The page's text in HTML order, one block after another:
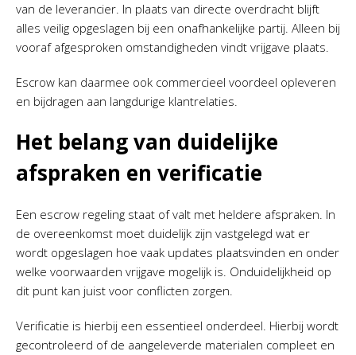
van de leverancier. In plaats van directe overdracht blijft
alles veilig opgeslagen bij een onafhankelijke partij. Alleen bij
vooraf afgesproken omstandigheden vindt vrijgave plaats.
Escrow kan daarmee ook commercieel voordeel opleveren
en bijdragen aan langdurige klantrelaties.
Het belang van duidelijke
afspraken en verificatie
Een escrow regeling staat of valt met heldere afspraken. In
de overeenkomst moet duidelijk zijn vastgelegd wat er
wordt opgeslagen hoe vaak updates plaatsvinden en onder
welke voorwaarden vrijgave mogelijk is. Onduidelijkheid op
dit punt kan juist voor conflicten zorgen.
Verificatie is hierbij een essentieel onderdeel. Hierbij wordt
gecontroleerd of de aangeleverde materialen compleet en